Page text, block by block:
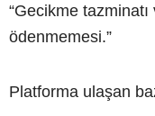
“Gecikme
ödenmemesi.”
Platforma ulaşan